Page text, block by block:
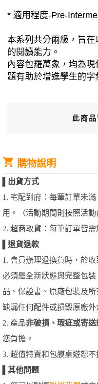
* 適用程度-Pre-
本系列共分兩級，旨
的閱讀能力。
內容包羅萬象，均為
題有助於增進學生的字
此商
購物說明
出貨方式
1. 宅配到府：每筆訂單未
用。（活動期間則按照活動
2. 超商取貨：每筆訂單皆
退貨退款
1. 會員辦理退換貨時，於
必須是全新狀態與完整包
品、保證書、原廠包裝及
缺漏任何配件或損毀原廠外
2. 產品非破損、瑕疵或寄送
您負擔。
3. 超值特賣和包膜桌遊恕不
其他問題